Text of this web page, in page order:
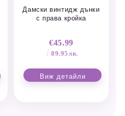
Дамски винтидж дънки
с права кройка
€45.99
89.95лв.
Виж детайли